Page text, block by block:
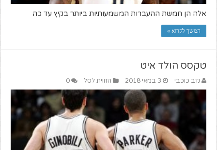
אלה הן חמשת ההעברות המשמעותיות ביותר בקיץ עד כה
המשך לקרוא »
טקסס הולד איט
נדב כוכבי 3 במאי 2018 הזווית לסל 0